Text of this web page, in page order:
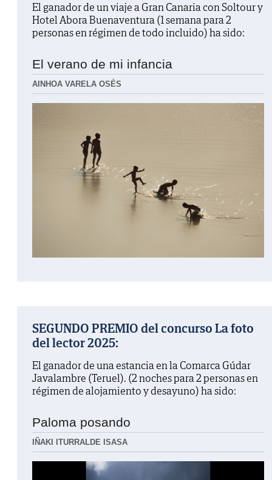
El ganador de un viaje a Gran Canaria con Soltour y
Hotel Abora Buenaventura (1 semana para 2
personas en régimen de todo incluido) ha sido:
El verano de mi infancia
AINHOA VARELA OSÉS
SEGUNDO PREMIO del concurso La foto
del lector 2025:
El ganador de una estancia en la Comarca Gúdar
Javalambre (Teruel). (2 noches para 2 personas en
régimen de alojamiento y desayuno) ha sido:
Paloma posando
IÑAKI ITURRALDE ISASA